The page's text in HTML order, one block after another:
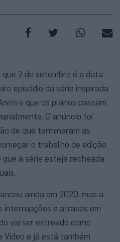
2 de setembro é a data
episódio da série inspirada
e que os planos passam
O anúncio foi
de que terminaram as
o trabalho de edição
a série esteja recheada
ainda em 2020, mas a
interrupções e atrasos em
vai ser estreado como
Video e já está também